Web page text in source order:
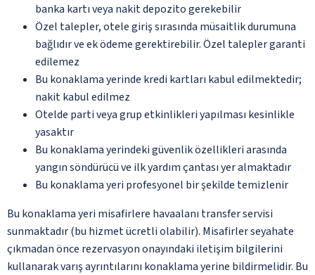
banka kartı veya nakit depozito gerekebilir
Özel talepler, otele giriş sırasında müsaitlik durumuna
bağlıdır ve ek ödeme gerektirebilir. Özel talepler garanti
edilemez
Bu konaklama yerinde kredi kartları kabul edilmektedir;
nakit kabul edilmez
Otelde parti veya grup etkinlikleri yapılması kesinlikle
yasaktır
Bu konaklama yerindeki güvenlik özellikleri arasında
yangın söndürücü ve ilk yardım çantası yer almaktadır
Bu konaklama yeri profesyonel bir şekilde temizlenir
Bu konaklama yeri misafirlere havaalanı transfer servisi
sunmaktadır (bu hizmet ücretli olabilir). Misafirler seyahate
çıkmadan önce rezervasyon onayındaki iletişim bilgilerini
kullanarak varış ayrıntılarını konaklama yerine bildirmelidir. Bu